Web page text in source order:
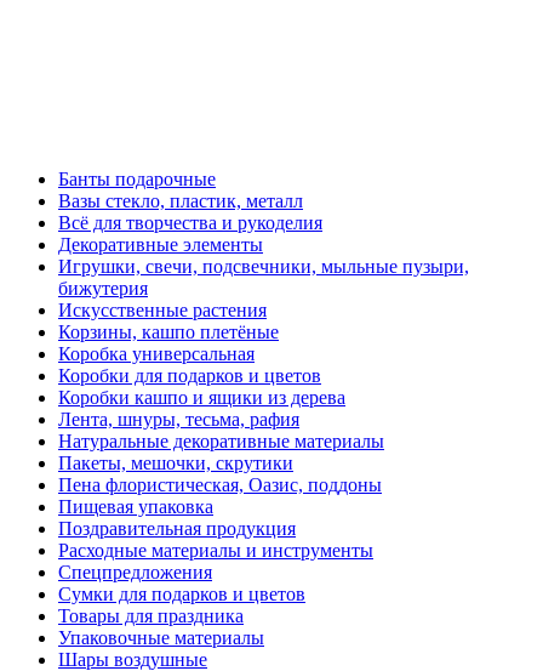
Банты подарочные
Вазы стекло, пластик, металл
Всё для творчества и рукоделия
Декоративные элементы
Игрушки, свечи, подсвечники, мыльные пузыри,
бижутерия
Искусственные растения
Корзины, кашпо плетёные
Коробка универсальная
Коробки для подарков и цветов
Коробки кашпо и ящики из дерева
Лента, шнуры, тесьма, рафия
Натуральные декоративные материалы
Пакеты, мешочки, скрутики
Пена флористическая, Оазис, поддоны
Пищевая упаковка
Поздравительная продукция
Расходные материалы и инструменты
Спецпредложения
Сумки для подарков и цветов
Товары для праздника
Упаковочные материалы
Шары воздушные